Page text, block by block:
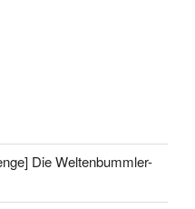
Die Weltenbummler-